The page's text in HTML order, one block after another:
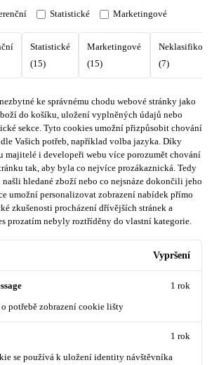
Statistické Marketingové
Statistické
(15)
Marketingové
(15)
(7)
ke správnému chodu webové stránky jako
do košíku, uložení vyplněných údajů nebo
sekce. Tyto cookies umožní přizpůsobit chování
Vašich potřeb, například volba jazyka. Díky
majitelé i developeři webu více porozumět chování
tak, aby byla co nejvíce prozákaznická. Tedy
hledané zboží nebo co nejsnáze dokončili jeho
umožní personalizovat zobrazení nabídek přímo
zkušenosti procházení dřívějších stránek a
prozatím nebyly roztříděny do vlastní kategorie.
Vypršení
potřebě zobrazení cookie lišty
1 rok
se používá k uložení identity návštěvníka
1 rok